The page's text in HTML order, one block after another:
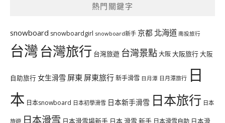
熱門關鍵字
snowboard snowboardgirl snowboard新手 京都 北海道 南投旅行
台灣台灣旅行 台灣旅遊 台灣景點大阪大阪旅行大阪
自助旅行 女生滑雪 屏東 屏東旅行新手滑雪 日月潭 日月潭旅行 日
本 日本snowboard 日本初學滑雪 日本新手滑雪 日本旅行 日本
旅遊 日本滑雪 日本滑雪場新手 日本 滑雪 新手 日本滑雪自助 日本滑